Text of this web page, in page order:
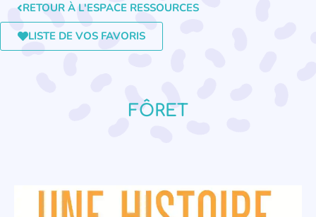
RETOUR À L'ESPACE RESSOURCES
LISTE DE VOS FAVORIS
FÔRET